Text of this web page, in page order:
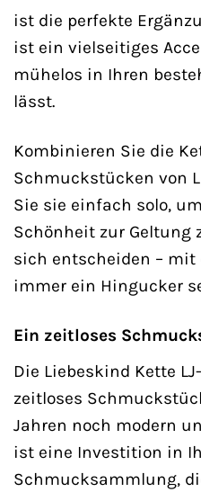
ist die perfekte
ist ein vielseitiges
mühelos in Ihren
lässt.
Kombinieren Sie die
Schmuckstücken von
Sie sie einfach solo,
Schönheit zur Geltung
sich entscheiden – mit
immer ein Hingucker
Ein zeitloses
Die Liebeskind Kette
zeitloses
Jahren noch modern
ist eine Investition in
Schmucksammlung,